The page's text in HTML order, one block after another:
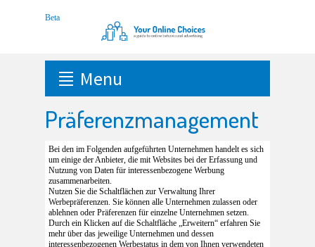
Menu
Präferenzmanagement
Bei den im Folgenden aufgeführten Unternehmen handelt es sich
um einige der Anbieter, die mit Websites bei der Erfassung und
Nutzung von Daten für interessenbezogene Werbung
zusammenarbeiten.
Nutzen Sie die Schaltflächen zur Verwaltung Ihrer
Werbepräferenzen. Sie können alle Unternehmen zulassen oder
ablehnen oder Präferenzen für einzelne Unternehmen setzen.
Durch ein Klicken auf die Schaltfläche „Erweitern“ erfahren Sie
mehr über das jeweilige Unternehmen und dessen
interessenbezogenen Werbestatus in dem von Ihnen verwendeten